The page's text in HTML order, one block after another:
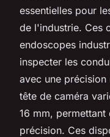
essentielles pour
de l'industrie. Ces
endoscopes
inspecter les
avec une
tête de caméra
16 mm,
précision. Ces